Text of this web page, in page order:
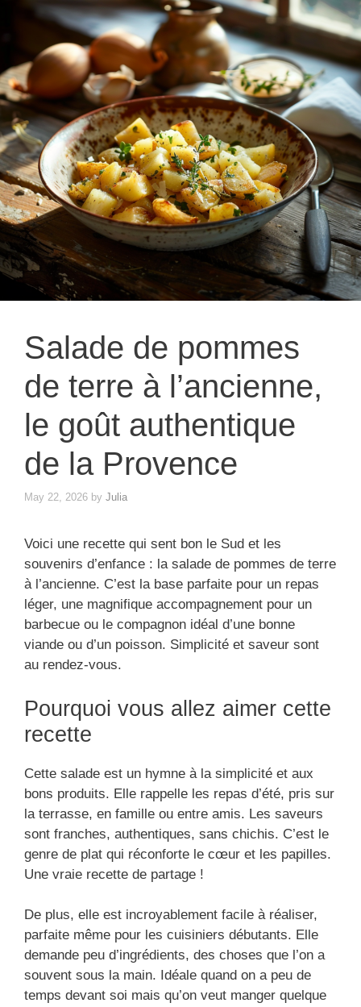
Salade de pommes
de terre à l’ancienne,
le goût authentique
de la Provence
May 22, 2026 by Julia
Voici une recette qui sent bon le Sud et les
souvenirs d’enfance : la salade de pommes de terre
à l’ancienne. C’est la base parfaite pour un repas
léger, une magnifique accompagnement pour un
barbecue ou le compagnon idéal d’une bonne
viande ou d’un poisson. Simplicité et saveur sont
au rendez-vous.
Pourquoi vous allez aimer cette
recette
Cette salade est un hymne à la simplicité et aux
bons produits. Elle rappelle les repas d’été, pris sur
la terrasse, en famille ou entre amis. Les saveurs
sont franches, authentiques, sans chichis. C’est le
genre de plat qui réconforte le cœur et les papilles.
Une vraie recette de partage !
De plus, elle est incroyablement facile à réaliser,
parfaite même pour les cuisiniers débutants. Elle
demande peu d’ingrédients, des choses que l’on a
souvent sous la main. Idéale quand on a peu de
temps devant soi mais qu’on veut manger quelque